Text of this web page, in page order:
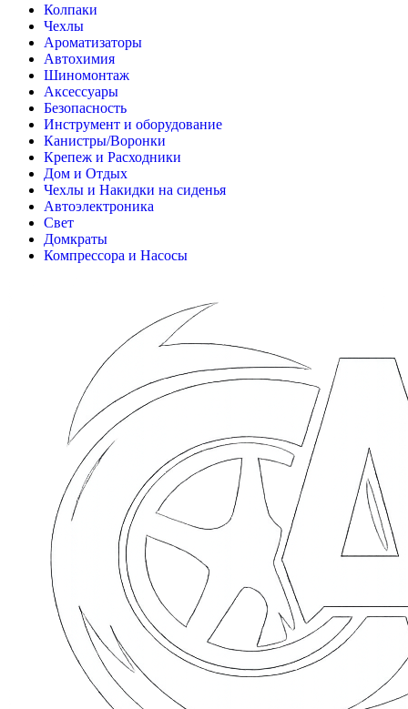
Колпаки
Чехлы
Ароматизаторы
Автохимия
Шиномонтаж
Аксессуары
Безопасность
Инструмент и оборудование
Канистры/Воронки
Крепеж и Расходники
Дом и Отдых
Чехлы и Накидки на сиденья
Автоэлектроника
Свет
Домкраты
Компрессора и Насосы